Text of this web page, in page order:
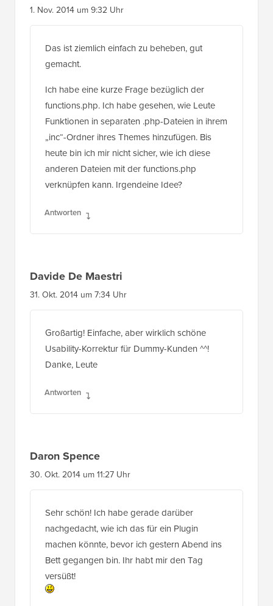
1. Nov. 2014 um 9:32 Uhr
Das ist ziemlich einfach zu beheben, gut
gemacht.
Ich habe eine kurze Frage bezüglich der
functions.php. Ich habe gesehen, wie Leute
Funktionen in separaten .php-Dateien in ihrem
„inc“-Ordner ihres Themes hinzufügen. Bis
heute bin ich mir nicht sicher, wie ich diese
anderen Dateien mit der functions.php
verknüpfen kann. Irgendeine Idee?
Antworten
Davide De Maestri
31. Okt. 2014 um 7:34 Uhr
Großartig! Einfache, aber wirklich schöne
Usability-Korrektur für Dummy-Kunden ^^!
Danke, Leute
Antworten
Daron Spence
30. Okt. 2014 um 11:27 Uhr
Sehr schön! Ich habe gerade darüber
nachgedacht, wie ich das für ein Plugin
machen könnte, bevor ich gestern Abend ins
Bett gegangen bin. Ihr habt mir den Tag
versüßt!